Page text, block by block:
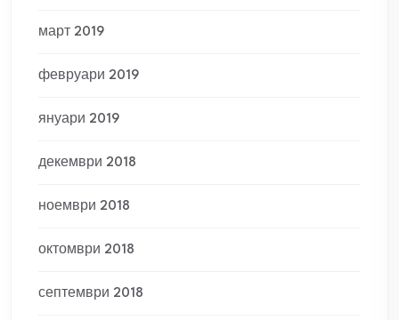
март 2019
февруари 2019
януари 2019
декември 2018
ноември 2018
октомври 2018
септември 2018